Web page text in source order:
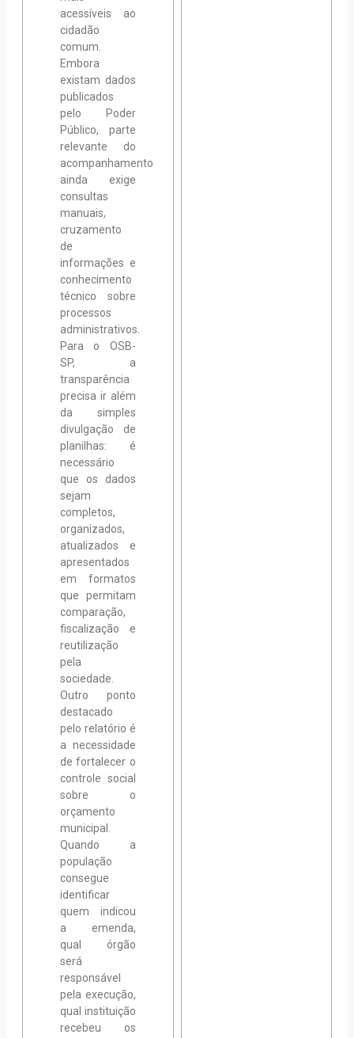
acessíveis ao
cidadão
comum.
Embora
existam dados
publicados
pelo Poder
Público, parte
relevante do
acompanhamento
ainda exige
consultas
manuais,
cruzamento
de
informações e
conhecimento
técnico sobre
processos
administrativos.
Para o OSB-
SP, a
transparência
precisa ir além
da simples
divulgação de
planilhas: é
necessário
que os dados
sejam
completos,
organizados,
atualizados e
apresentados
em formatos
que permitam
comparação,
fiscalização e
reutilização
pela
sociedade.
Outro ponto
destacado
pelo relatório é
a necessidade
de fortalecer o
controle social
sobre o
orçamento
municipal.
Quando a
população
consegue
identificar
quem indicou
a emenda,
qual órgão
será
responsável
pela execução,
qual instituição
recebeu os